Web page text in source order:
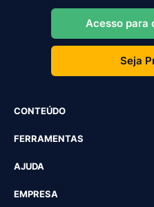
Acesso para
Seja
CONTEÚDO
FERRAMENTAS
AJUDA
EMPRESA